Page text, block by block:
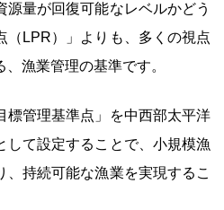
量が回復可能なレベルかどう
（LPR）」よりも、多くの視点
漁業管理の基準です。
標管理基準点」を中西部太平洋
して設定することで、小規模漁
持続可能な漁業を実現するこ